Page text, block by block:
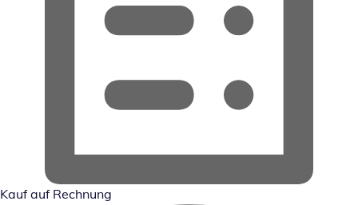
Kauf auf Rechnung